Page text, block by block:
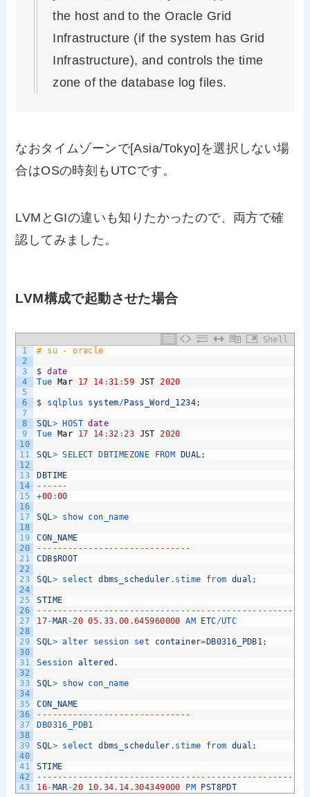
the host and to the Oracle Grid
Infrastructure (if the system has Grid
Infrastructure), and controls the time
zone of the database log files.
なおタイムゾーンで[Asia/Tokyo]を選択しない場
合はOSの時刻もUTCです。
LVMとGIの違いも知りたかったので、両方で確
認してみました。
LVM構成で起動させた場合
Shell
1
2
3
4
5
6
7
8
9
10
11
12
13
14
15
16
17
18
19
20
21
22
23
24
25
26
27
28
29
30
31
32
33
34
35
36
37
38
39
40
41
42
43
# su - oracle
$ date
Tue Mar 17 14 :31 :59 JST 2020
$ sqlplus system/Pass_Word_1234;
SQL> HOST date
Tue Mar 17 14 :32 :23 JST 2020
SQL> SELECT DBTIMEZONE FROM DUAL;
DBTIME
-- -- --
+00 :00
SQL> show con_name
CON_NAME
-- -- -- -- -- -- -- -- -- -- -- -- -- -- --
CDB$ROOT
SQL> select dbms_scheduler .stime from dual ;
STIME
-- -- -- -- -- -- -- -- -- -- -- -- -- -- -- -- -- -- -- -- -- -- -- -- --
17-MAR -20 05.33.00.645960000 AM ETC/UTC
SQL> alter session set container=DB0316_PDB1;
Session altered .
SQL> show con_name
CON_NAME
-- -- -- -- -- -- -- -- -- -- -- -- -- -- --
DB0316_PDB1
SQL> select dbms_scheduler .stime from dual ;
STIME
-- -- -- -- -- -- -- -- -- -- -- -- -- -- -- -- -- -- -- -- -- -- -- -- --
16-MAR -20 10.34.14.304349000 PM PST8PDT